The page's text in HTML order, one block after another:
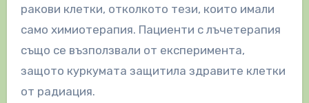
ракови клетки, отколкото тези, които имали
само химиотерапия. Пациенти с лъчетерапия
също се възползвали от експеримента,
защото куркумата защитила здравите клетки
от радиация.